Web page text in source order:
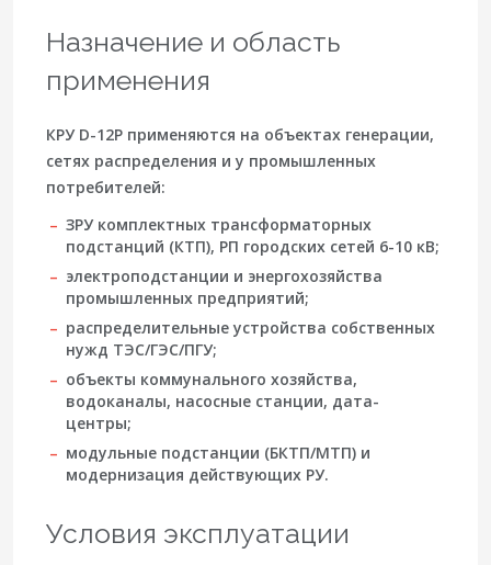
Назначение и область
применения
КРУ D-12P применяются на объектах генерации,
сетях распределения и у промышленных
потребителей:
ЗРУ комплектных трансформаторных
подстанций (КТП), РП городских сетей 6-10 кВ;
электроподстанции и энергохозяйства
промышленных предприятий;
распределительные устройства собственных
нужд ТЭС/ГЭС/ПГУ;
объекты коммунального хозяйства,
водоканалы, насосные станции, дата-
центры;
модульные подстанции (БКТП/МТП) и
модернизация действующих РУ.
Условия эксплуатации